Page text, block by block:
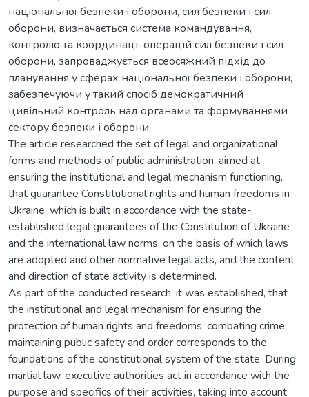
національної безпеки і оборони, сил безпеки і сил
оборони, визначається система командування,
контролю та координації операцій сил безпеки і сил
оборони, запроваджується всеосяжний підхід до
планування у сферах національної безпеки і оборони,
забезпечуючи у такий спосіб демократичний
цивільний контроль над органами та формуваннями
сектору безпеки і оборони.
The article researched the set of legal and organizational
forms and methods of public administration, aimed at
ensuring the institutional and legal mechanism functioning,
that guarantee Constitutional rights and human freedoms in
Ukraine, which is built in accordance with the state-
established legal guarantees of the Constitution of Ukraine
and the international law norms, on the basis of which laws
are adopted and other normative legal acts, and the content
and direction of state activity is determined.
As part of the conducted research, it was established, that
the institutional and legal mechanism for ensuring the
protection of human rights and freedoms, combating crime,
maintaining public safety and order corresponds to the
foundations of the constitutional system of the state. During
martial law, executive authorities act in accordance with the
purpose and specifics of their activities, taking into account